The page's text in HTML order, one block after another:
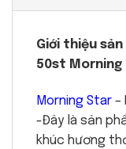
Giới thiệu
50st Morning
Morning Star –
-Đây là sản
khúc hương